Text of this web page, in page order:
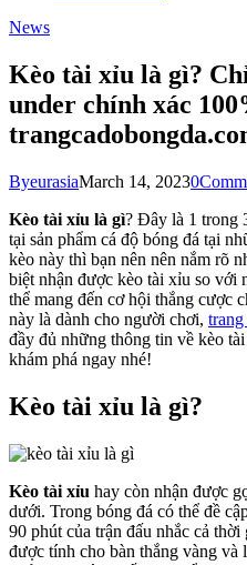
News
Kèo tài xỉu là gì?
under chính xác
ByeurasiaMarch 14, 20230
Kèo tài xỉu là gì? Đây là 1 trong
tại sản phẩm cá độ bóng đá tại
kèo này thì bạn nên nên nắm rõ
biệt nhận được kèo tài xỉu so với
thể mang đến cơ hội thắng cược
này là dành cho người chơi,
đầy đủ những thông tin về kèo
khám phá ngay nhé!
Kèo tài xỉu là gì?
Kèo tài xỉu hay còn nhận được
dưới. Trong bóng đá có thể đề
90 phút của trận đấu nhắc cả
được tính cho bàn thắng vàng và